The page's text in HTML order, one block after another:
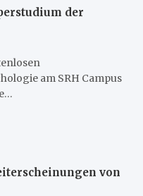
der
am SRH Campus
von